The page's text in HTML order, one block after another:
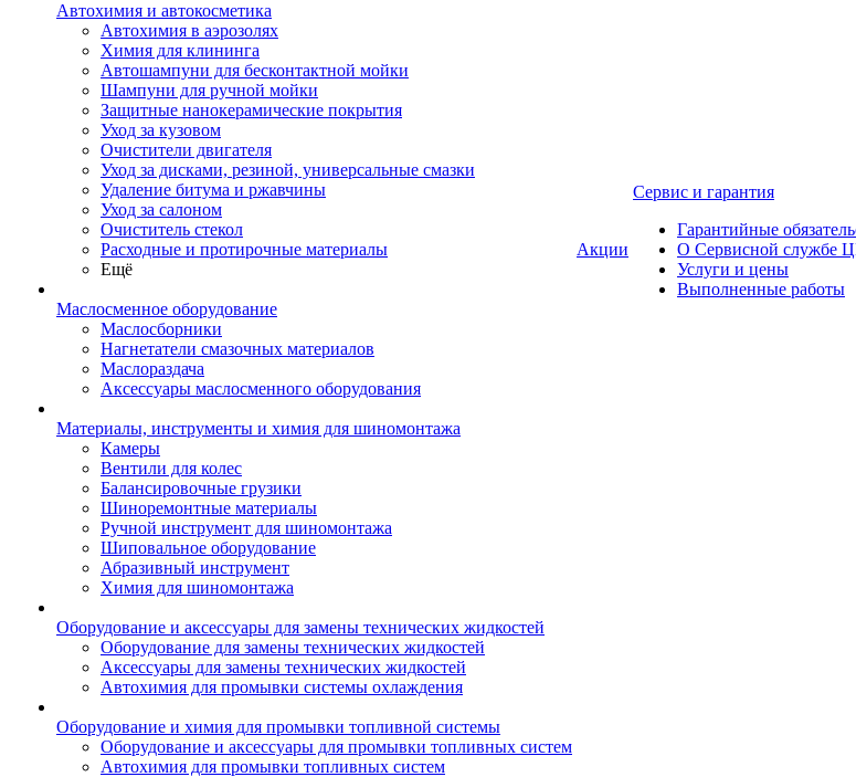
Автохимия и автокосметика
Автохимия в аэрозолях
Химия для клининга
Автошампуни для бесконтактной мойки
Шампуни для ручной мойки
Защитные нанокерамические покрытия
Уход за кузовом
Очистители двигателя
Уход за дисками, резиной, универсальные смазки
Удаление битума и ржавчины
Уход за салоном
Очиститель стекол
Расходные и протирочные материалы
Ещё
Маслосменное оборудование
Маслосборники
Нагнетатели смазочных материалов
Маслораздача
Аксессуары маслосменного оборудования
Материалы, инструменты и химия для шиномонтажа
Камеры
Вентили для колес
Балансировочные грузики
Шиноремонтные материалы
Ручной инструмент для шиномонтажа
Шиповальное оборудование
Абразивный инструмент
Химия для шиномонтажа
Оборудование и аксессуары для замены технических жидкостей
Оборудование для замены технических жидкостей
Аксессуары для замены технических жидкостей
Автохимия для промывки системы охлаждения
Оборудование и химия для промывки топливной системы
Оборудование и аксессуары для промывки топливных систем
Автохимия для промывки топливных систем
Акции
Сервис и гарантия
Гарантийные
О Сервисной службе
Услуги и цены
Выполненные работы